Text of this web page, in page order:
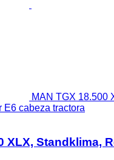
MAN TGX 18.500
E6 cabeza tractora
XLX, Standklima,